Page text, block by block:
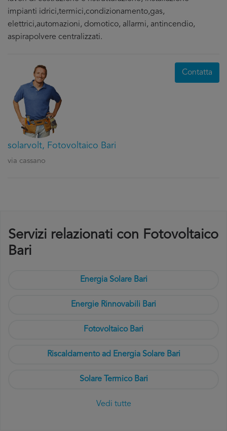
impianti idrici,termici,condizionamento,gas,
elettrici,automazioni, domotico, allarmi, antincendio,
aspirapolvere centralizzati.
solarvolt, Fotovoltaico Bari
via cassano
Contatta
Servizi relazionati con Fotovoltaico
Bari
Energia Solare Bari
Energie Rinnovabili Bari
Fotovoltaico Bari
Riscaldamento ad Energia Solare Bari
Solare Termico Bari
Vedi tutte